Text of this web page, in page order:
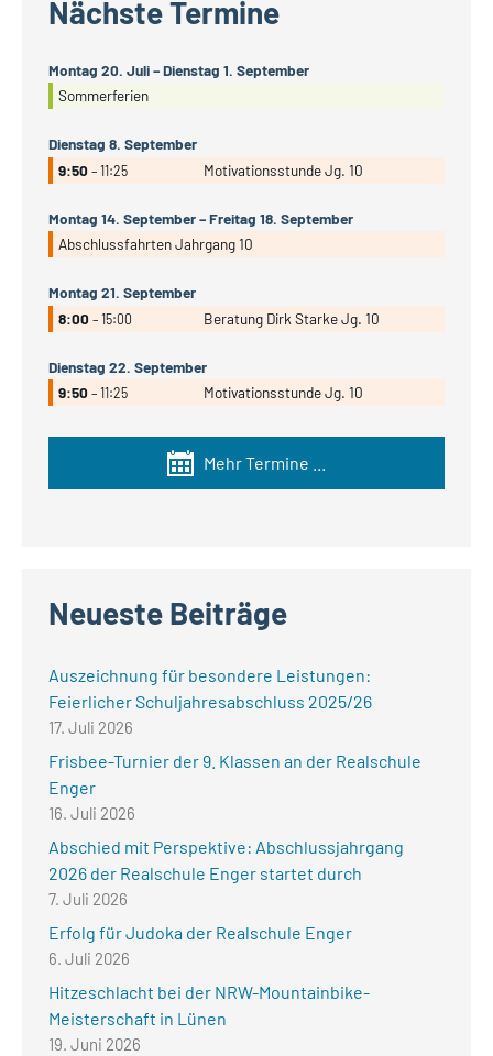
Nächste Termine
Montag 20. Juli–Dienstag 1. September
Sommerferien
Dienstag 8. September
9:50 – 11:25 Motivationsstunde Jg. 10
Montag 14. September–Freitag 18. September
Abschlussfahrten Jahrgang 10
Montag 21. September
8:00 – 15:00 Beratung Dirk Starke Jg. 10
Dienstag 22. September
9:50 – 11:25 Motivationsstunde Jg. 10
Mehr Termine ...
Neueste Beiträge
Auszeichnung für besondere Leistungen:
Feierlicher Schuljahresabschluss 2025/26
17. Juli 2026
Frisbee-Turnier der 9. Klassen an der Realschule
Enger
16. Juli 2026
Abschied mit Perspektive: Abschlussjahrgang
2026 der Realschule Enger startet durch
7. Juli 2026
Erfolg für Judoka der Realschule Enger
6. Juli 2026
Hitzeschlacht bei der NRW-Mountainbike-
Meisterschaft in Lünen
19. Juni 2026